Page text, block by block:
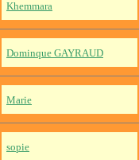
Khemmara
Dominque GAYRAUD
Marie
sopie